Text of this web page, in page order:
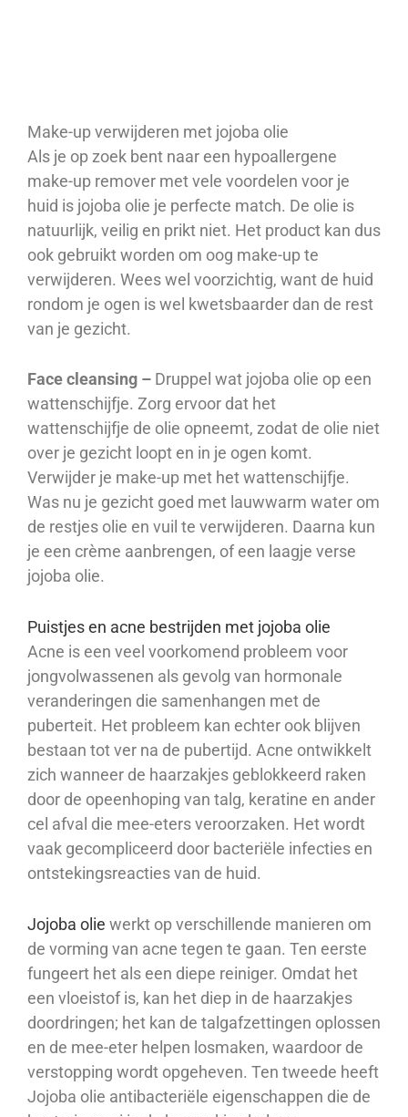
Make-up verwijderen met jojoba olie
Als je op zoek bent naar een hypoallergene
make-up remover met vele voordelen voor je
huid is jojoba olie je perfecte match. De olie is
natuurlijk, veilig en prikt niet. Het product kan dus
ook gebruikt worden om oog make-up te
verwijderen. Wees wel voorzichtig, want de huid
rondom je ogen is wel kwetsbaarder dan de rest
van je gezicht.
Face cleansing – Druppel wat jojoba olie op een
wattenschijfje. Zorg ervoor dat het
wattenschijfje de olie opneemt, zodat de olie niet
over je gezicht loopt en in je ogen komt.
Verwijder je make-up met het wattenschijfje.
Was nu je gezicht goed met lauwwarm water om
de restjes olie en vuil te verwijderen. Daarna kun
je een crème aanbrengen, of een laagje verse
jojoba olie.
Puistjes en acne bestrijden met jojoba olie
Acne is een veel voorkomend probleem voor
jongvolwassenen als gevolg van hormonale
veranderingen die samenhangen met de
puberteit. Het probleem kan echter ook blijven
bestaan tot ver na de pubertijd. Acne ontwikkelt
zich wanneer de haarzakjes geblokkeerd raken
door de opeenhoping van talg, keratine en ander
cel afval die mee-eters veroorzaken. Het wordt
vaak gecompliceerd door bacteriële infecties en
ontstekingsreacties van de huid.
Jojoba olie werkt op verschillende manieren om
de vorming van acne tegen te gaan. Ten eerste
fungeert het als een diepe reiniger. Omdat het
een vloeistof is, kan het diep in de haarzakjes
doordringen; het kan de talgafzettingen oplossen
en de mee-eter helpen losmaken, waardoor de
verstopping wordt opgeheven. Ten tweede heeft
Jojoba olie antibacteriële eigenschappen die de